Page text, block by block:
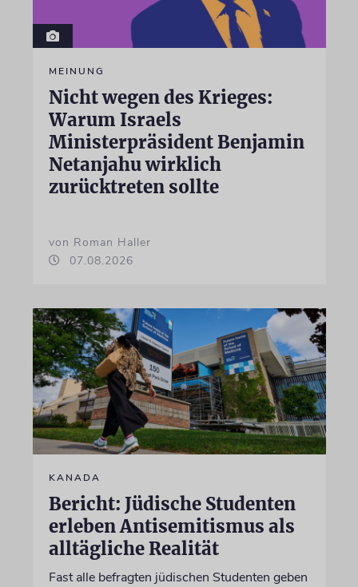
MEINUNG
Nicht wegen des Krieges:
Warum Israels
Ministerpräsident Benjamin
Netanjahu wirklich
zurücktreten sollte
von Roman Haller
07.08.2026
KANADA
Bericht: Jüdische Studenten
erleben Antisemitismus als
alltägliche Realität
Fast alle befragten jüdischen Studenten geben